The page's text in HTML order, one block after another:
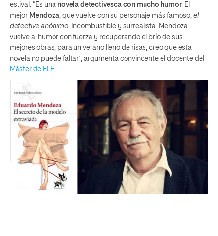
estival. “Es una novela detectivesca con mucho humor. El
mejor Mendoza, que vuelve con su personaje más famoso, el
detective anónimo. Incombustible y surrealista. Mendoza
vuelve al humor con fuerza y recuperando el brío de sus
mejores obras; para un verano lleno de risas, creo que esta
novela no puede faltar”, argumenta convincente el docente del
Máster de ELE.